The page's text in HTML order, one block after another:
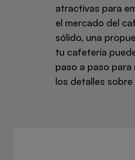
atractivas para
el mercado del
sólido, una
tu cafetería
paso a paso
los detalles